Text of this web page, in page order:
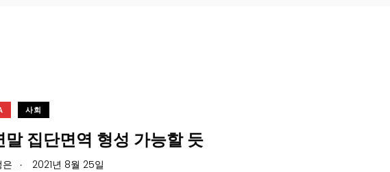
사회
말 집단면역 형성 가능할 듯
은 . 2021년 8월 25일